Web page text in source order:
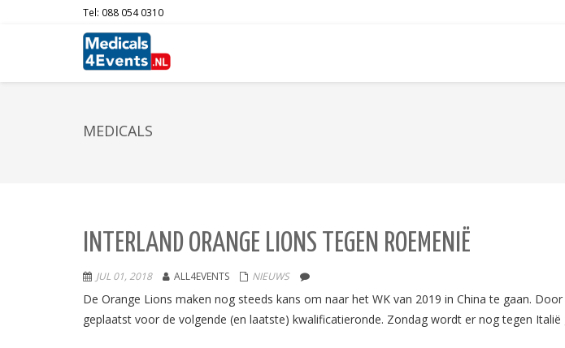
Tel: 088 054 0310
MEDICALS
INTERLAND ORANGE LIONS TEGEN ROEMENIË
JUL 01, 2018 ALL4EVENTS NIEUWS
De Orange Lions maken nog steeds kans om naar het WK van 2019 in China te gaan.
geplaatst voor de volgende (en laatste) kwalificatieronde. Zondag wordt er nog tegen Italië